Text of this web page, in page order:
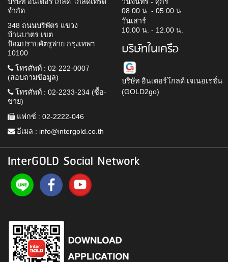
จำกัด
348 ถนนบริพัตร แขวง
บ้านบาตร เขต
ป้อมปราบศัตรูพ่าย กรุงเทพฯ
10100
โทรศัพท์ : 02-222-0007
(สอบถามข้อมูล)
โทรศัพท์ : 02-2233-234 (ซื้อ-
ขาย)
แฟกซ์ : 02-2222-046
อีเมล : info@intergold.co.th
08.00 น. - 05.00 น.
วันเสาร์
10.00 น. - 12.00 น.
บริษัทในเครือ
บริษัท อินเตอร์โกลด์ เจเนอเรชั่น
(GOLD2go)
InterGOLD Social Network